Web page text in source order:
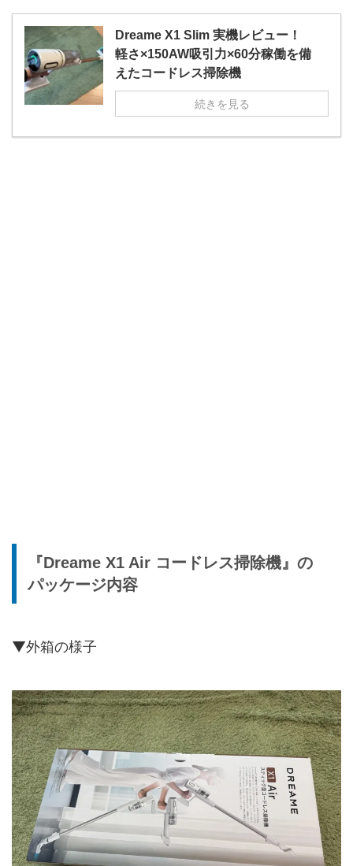
Dreame X1 Slim 実機レビュー！
軽さ×150AW吸引力×60分稼働を備
えたコードレス掃除機
続きを見る
『Dreame X1 Air コードレス掃除機』の
パッケージ内容
▼外箱の様子